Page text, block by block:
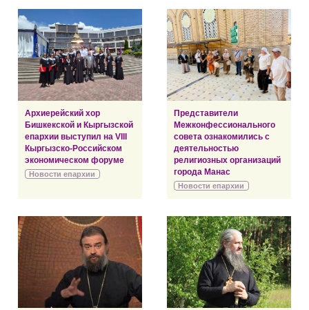
Архиерейский хор
Бишкекской и Кыргызской
епархии выступил на VIII
Кыргызско-Российском
экономическом форуме
Новости епархии
Представители
Межконфессионального
совета ознакомились с
деятельностью
религиозных организаций
города Манас
Новости епархии